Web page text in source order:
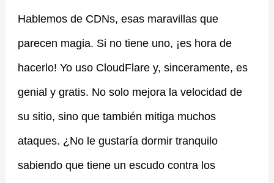
Hablemos de CDNs, esas maravillas que
parecen magia. Si no tiene uno, ¡es hora de
hacerlo! Yo uso CloudFlare y, sinceramente, es
genial y gratis. No solo mejora la velocidad de
su sitio, sino que también mitiga muchos
ataques. ¿No le gustaría dormir tranquilo
sabiendo que tiene un escudo contra los